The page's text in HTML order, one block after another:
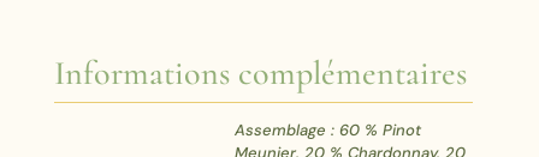
-
Louis
Informations complémentaires
Assemblage : 60 % Pinot
Meunier, 20 % Chardonnay, 20